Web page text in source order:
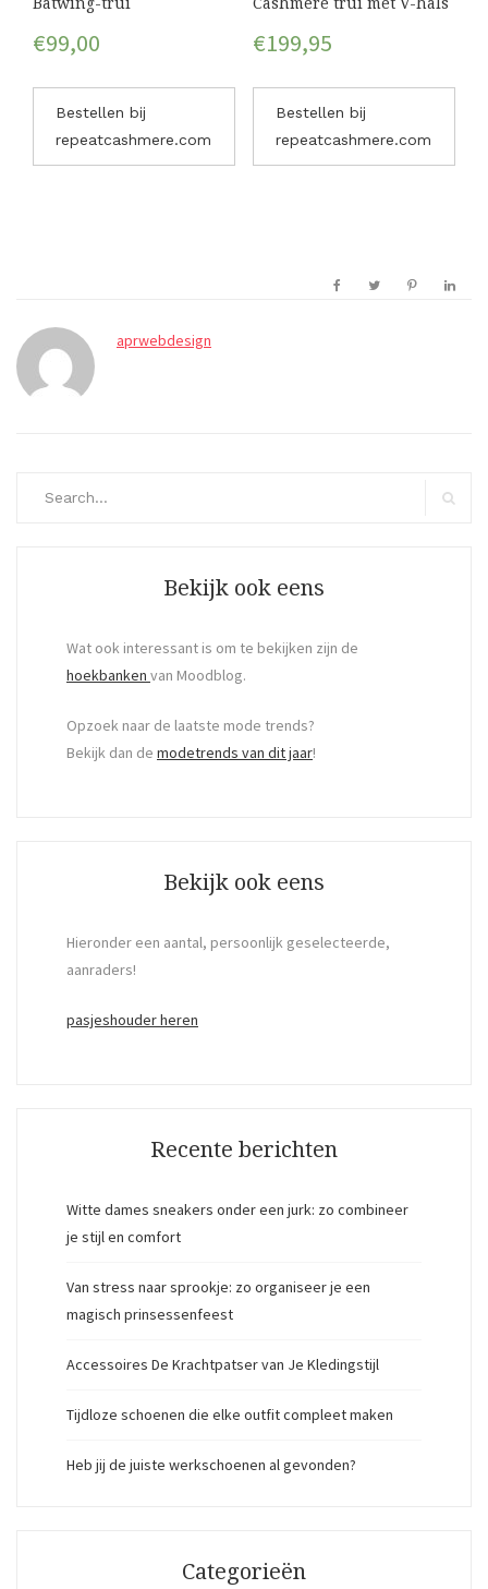
Batwing-trui
€99,00
Bestellen bij
repeatcashmere.com
Cashmere trui met V-hals
€199,95
Bestellen bij
repeatcashmere.com
aprwebdesign
Bekijk ook eens
Wat ook interessant is om te bekijken zijn de
hoekbanken van Moodblog.
Opzoek naar de laatste mode trends?
Bekijk dan de modetrends van dit jaar!
Bekijk ook eens
Hieronder een aantal, persoonlijk geselecteerde,
aanraders!
pasjeshouder heren
Recente berichten
Witte dames sneakers onder een jurk: zo combineer
je stijl en comfort
Van stress naar sprookje: zo organiseer je een
magisch prinsessenfeest
Accessoires De Krachtpatser van Je Kledingstijl
Tijdloze schoenen die elke outfit compleet maken
Heb jij de juiste werkschoenen al gevonden?
Categorieën